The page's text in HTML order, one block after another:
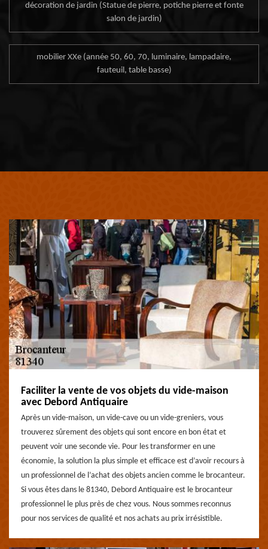
décoration de jardin (Statue de pierre, potiche pierre et fonte
salon de jardin)
mobilier XXe (année 50, 60, 70, luminaire, lampadaire,
fauteuil, table basse)
Faciliter la vente de vos objets du vide-maison
avec Debord Antiquaire
Après un vide-maison, un vide-cave ou un vide-greniers, vous
trouverez sûrement des objets qui sont encore en bon état et
peuvent voir une seconde vie. Pour les transformer en une
économie, la solution la plus simple et efficace est d’avoir recours à
un professionnel de l’achat des objets ancien comme le brocanteur.
Si vous êtes dans le 81340, Debord Antiquaire est le brocanteur
professionnel le plus près de chez vous. Nous sommes reconnus
pour nos services de qualité et nos achats au prix irrésistible.